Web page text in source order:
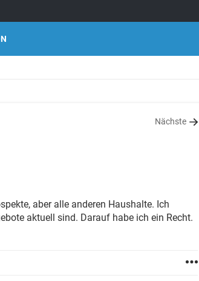
Nächste
aber alle anderen Haushalte. Ich
aktuell sind. Darauf habe ich ein Recht.